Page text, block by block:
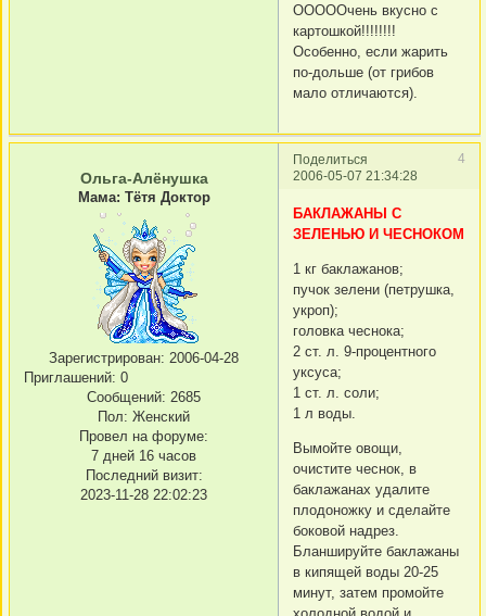
ОООООчень вкусно с
картошкой!!!!!!!!
Особенно, если жарить
по-дольше (от грибов
мало отличаются).
Поделиться
4
2006-05-07 21:34:28
Ольга-Алёнушка
Мама: Тётя Доктор
Зарегистрирован: 2006-04-28
Приглашений: 0
Сообщений: 2685
Пол: Женский
Провел на форуме:
7 дней 16 часов
Последний визит:
2023-11-28 22:02:23
БАКЛАЖАНЫ С
ЗЕЛЕНЬЮ И ЧЕСНОКОМ
1 кг баклажанов;
пучок зелени (петрушка,
укроп);
головка чеснока;
2 ст. л. 9-процентного
уксуса;
1 ст. л. соли;
1 л воды.
Вымойте овощи,
очистите чеснок, в
баклажанах удалите
плодоножку и сделайте
боковой надрез.
Бланшируйте баклажаны
в кипящей воды 20-25
минут, затем промойте